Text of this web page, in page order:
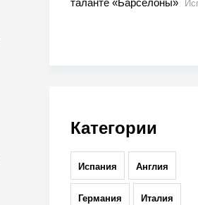
таланте «Барселоны»
Категории
Испания Англия
Германия Италия